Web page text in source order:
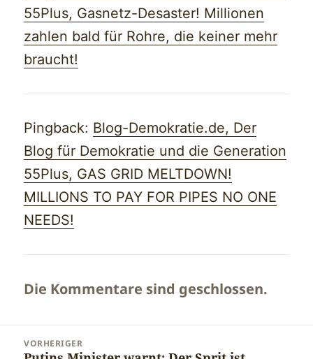
55Plus, Gasnetz-Desaster! Millionen
zahlen bald für Rohre, die keiner mehr
braucht!
Pingback: Blog-Demokratie.de, Der
Blog für Demokratie und die Generation
55Plus, GAS GRID MELTDOWN!
MILLIONS TO PAY FOR PIPES NO ONE
NEEDS!
Die Kommentare sind geschlossen.
Beitragsnavigation
VORHERIGER